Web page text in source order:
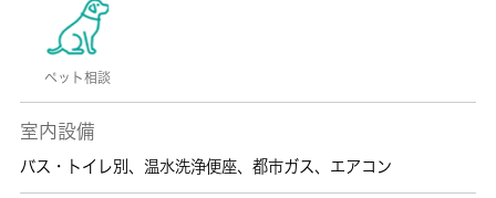
ペット相談
室内設備
バス・トイレ別 、 温水洗浄便座、 都市ガス、 エアコン